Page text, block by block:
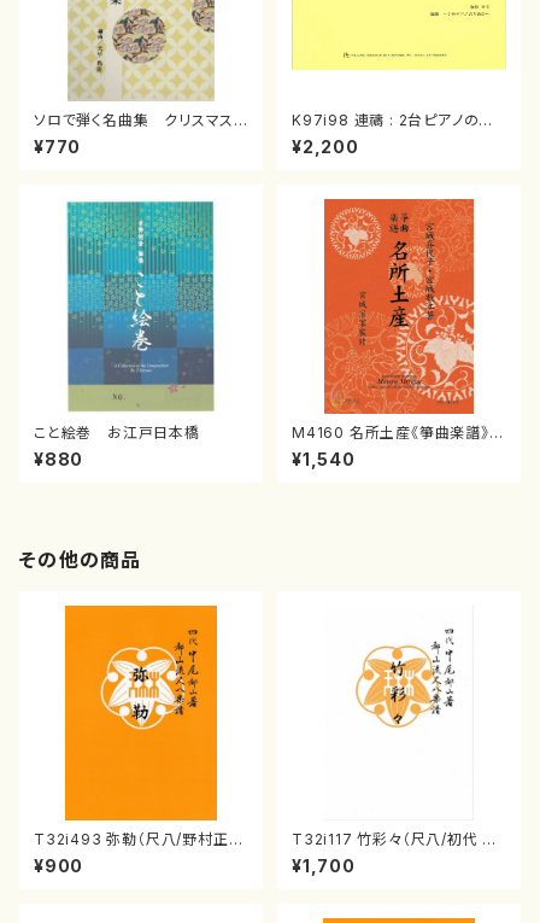
ソロで弾く名曲集 クリスマス・
イブ／恋人がサンタクロース(
箏独奏 /大平光美 編曲/楽
¥770
K97i98 連禱 : 2台ピアノのた
めの（2 Pianos / 菊池 幸夫 /
楽譜）
¥2,200
こと絵巻 お江戸日本橋
¥880
M4160 名所土産《箏曲楽譜》
（箏/宮城喜代子・宮城数江著・
宮城宗家監修/箏曲古典楽譜）
¥1,540
その他の商品
T32i493 弥勒（尺八/野村正
峰/楽譜）都山流公刊楽譜曲番:2
202
¥900
T32i117 竹彩々（尺八/初代 山
本邦山/尺八/都山式譜）都山流
公刊楽譜曲番:566
¥1,700